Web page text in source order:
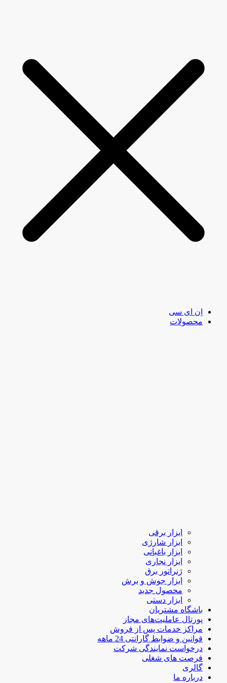
اِن ای سی
محصولات
ابزار برقی
ابزار شارژی
ابزار باغبانی
ابزار نجاری
ژنراتور برق
ابزار جوش و برش
محصول جدید
ابزار دستی
باشگاه مشتریان
پورتال عاملیت‌های مجاز
مراکز خدمات پس از فروش
قوانین و ضوابط گارانتی 24 ماهه
درخواست نمایندگی شرکت
فرصت های شغلی
گالری
درباره ما